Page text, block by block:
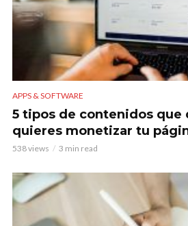
APPS & SOFTWARE
5 tipos de contenidos que
quieres monetizar tu
538 views 3 min read